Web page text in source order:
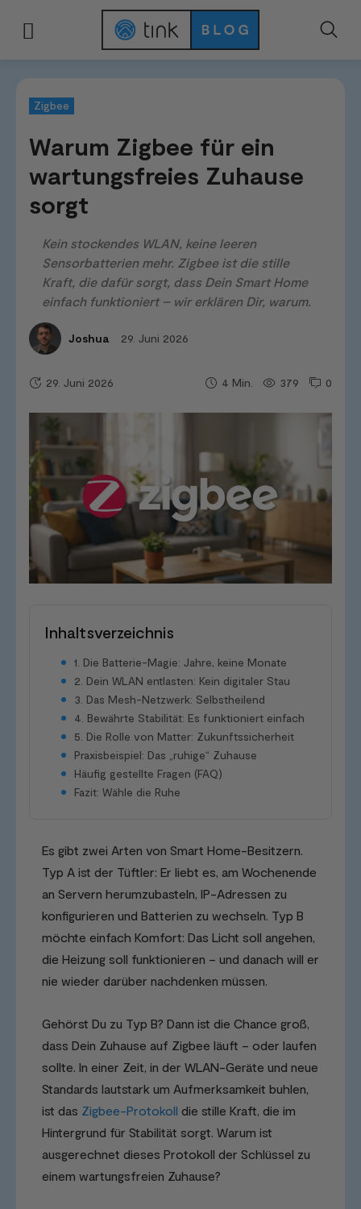
Zigbee
Warum Zigbee für ein
wartungsfreies Zuhause
sorgt
Kein stockendes WLAN, keine leeren
Sensorbatterien mehr. Zigbee ist die stille
Kraft, die dafür sorgt, dass Dein Smart Home
einfach funktioniert – wir erklären Dir, warum.
Joshua 29. Juni 2026
0
379
4 Min.
29. Juni 2026
Inhaltsverzeichnis
1. Die Batterie-Magie: Jahre, keine Monate
2. Dein WLAN entlasten: Kein digitaler Stau
3. Das Mesh-Netzwerk: Selbstheilend
4. Bewährte Stabilität: Es funktioniert einfach
5. Die Rolle von Matter: Zukunftssicherheit
Praxisbeispiel: Das „ruhige“ Zuhause
Häufig gestellte Fragen (FAQ)
Fazit: Wähle die Ruhe
Es gibt zwei Arten von Smart Home-Besitzern.
Typ A ist der Tüftler: Er liebt es, am Wochenende
an Servern herumzubasteln, IP-Adressen zu
konfigurieren und Batterien zu wechseln. Typ B
möchte einfach Komfort: Das Licht soll angehen,
die Heizung soll funktionieren – und danach will er
nie wieder darüber nachdenken müssen.
Gehörst Du zu Typ B? Dann ist die Chance groß,
dass Dein Zuhause auf Zigbee läuft – oder laufen
sollte. In einer Zeit, in der WLAN-Geräte und neue
Standards lautstark um Aufmerksamkeit buhlen,
ist das Zigbee-Protokoll die stille Kraft, die im
Hintergrund für Stabilität sorgt. Warum ist
ausgerechnet dieses Protokoll der Schlüssel zu
einem wartungsfreien Zuhause?